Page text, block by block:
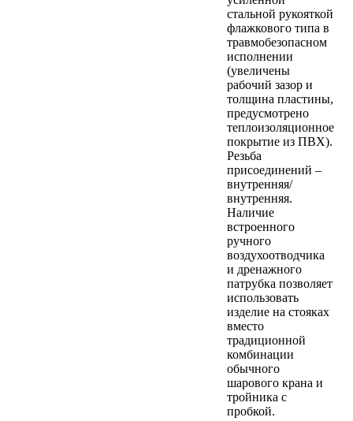
стальной рукояткой
флажкового типа в
травмобезопасном
исполнении
(увеличены
рабочий зазор и
толщина пластины,
предусмотрено
теплоизоляционное
покрытие из ПВХ).
Резьба
присоединений –
внутренняя/
внутренняя.
Наличие
встроенного
ручного
воздухоотводчика
и дренажного
патрубка позволяет
использовать
изделие на стояках
вместо
традиционной
комбинации
обычного
шарового крана и
тройника с
пробкой.